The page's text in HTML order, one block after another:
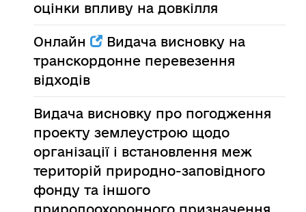
оцінки впливу на довкілля
Онлайн
Видача висновку на
транскордонне перевезення
відходів
Видача висновку про погодження
проекту землеустрою щодо
організації і встановлення меж
територій природно-заповідного
фонду та іншого